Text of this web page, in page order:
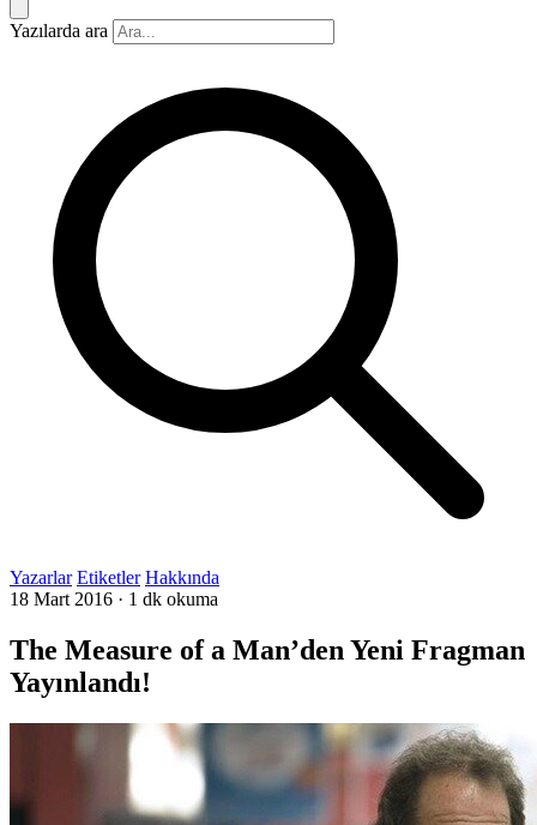
Yazılarda ara
Yazarlar Etiketler Hakkında
18 Mart 2016 · 1 dk okuma
The Measure of a Man’den Yeni Fragman
Yayınlandı!